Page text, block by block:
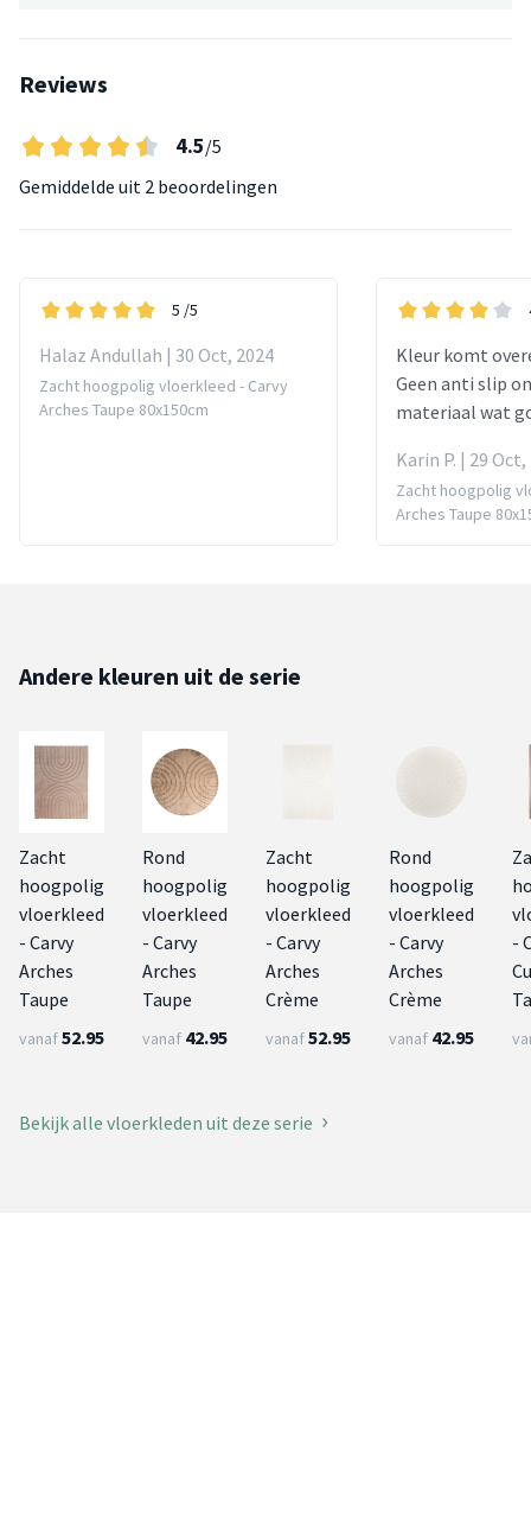
Reviews
4.5/5
Gemiddelde uit 2 beoordelingen
5 /5
Halaz Andullah | 30 Oct, 2024
Zacht hoogpolig vloerkleed - Carvy
Arches Taupe 80x150cm
Kleur komt
Geen anti slip
materiaal wat
Karin P. | 29 Oct,
Zacht hoogpolig
Arches Taupe
Andere kleuren uit de serie
Zacht
hoogpolig
vloerkleed
- Carvy
Arches
Taupe
vanaf52.95
Rond
hoogpolig
vloerkleed
- Carvy
Arches
Taupe
vanaf 42.95
Zacht
hoogpolig
vloerkleed
- Carvy
Arches
Crème
vanaf52.95
Rond
hoogpolig
vloerkleed
- Carvy
Arches
Crème
vanaf 42.95
-
Bekijk alle vloerkleden uit deze serie